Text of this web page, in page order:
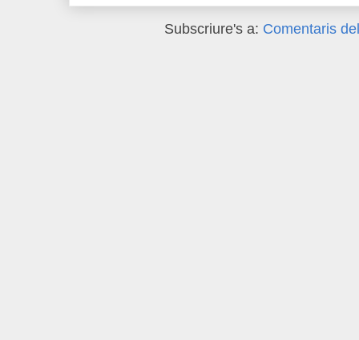
Subscriure's a: Comentaris